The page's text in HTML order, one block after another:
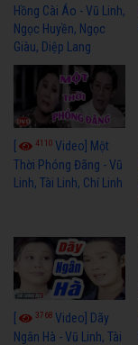
Hồng Cài Áo - Vũ Linh,
Ngọc Huyền, Ngọc
Giàu, Diệp Lang
4110 Video] Một
Thời Phóng Đãng - Vũ
Linh, Tài Linh, Chí Linh
3768 Video] Dãy
Ngân Hà - Vũ Linh, Tài